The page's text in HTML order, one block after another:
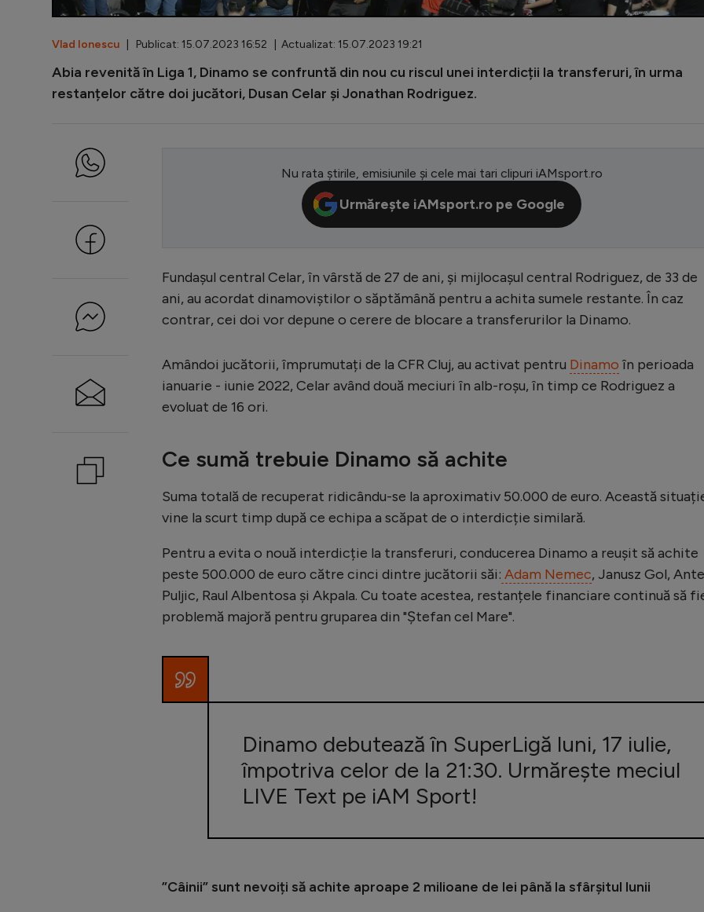
Vlad Ionescu | Publicat: 15.07.2023 16:52 | Actualizat: 15.07.2023 19:21
Abia revenită în Liga 1, Dinamo se confruntă din nou cu riscul unei interdicții la transferuri, în urma
restanțelor către doi jucători, Dusan Celar și Jonathan Rodriguez.
Nu rata știrile, emisiunile și cele mai tari clipuri iAMsport.ro
Urmărește iAMsport.ro pe Google
Fundașul central Celar, în vârstă de 27 de ani, și mijlocașul central Rodriguez, de 33 de
ani, au acordat dinamoviștilor o săptămână pentru a achita sumele restante. În caz
contrar, cei doi vor depune o cerere de blocare a transferurilor la Dinamo.
Amândoi jucătorii, împrumutați de la CFR Cluj, au activat pentru Dinamo în perioada
ianuarie - iunie 2022, Celar având două meciuri în alb-roșu, în timp ce Rodriguez a
evoluat de 16 ori.
Ce sumă trebuie Dinamo să achite
Suma totală de recuperat ridicându-se la aproximativ 50.000 de euro. Această
vine la scurt timp după ce echipa a scăpat de o interdicție similară.
Pentru a evita o nouă interdicție la transferuri, conducerea Dinamo a reușit să achite
peste 500.000 de euro către cinci dintre jucătorii săi: Adam Nemec, Janusz Gol, Ante
Puljic, Raul Albentosa și Akpala. Cu toate acestea, restanțele financiare continuă să
problemă majoră pentru gruparea din "Ștefan cel Mare".
Dinamo debutează în SuperLigă luni, 17 iulie,
împotriva celor de la 21:30. Urmărește meciul
LIVE Text pe iAM Sport!
”Câinii” sunt nevoiți să achite aproape 2 milioane de lei până la sfârșitul lunii